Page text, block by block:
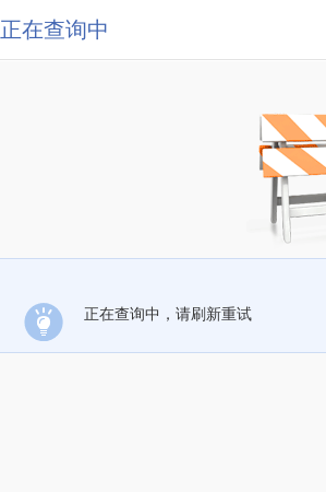
正在查询中
正在查询中，请刷新重试